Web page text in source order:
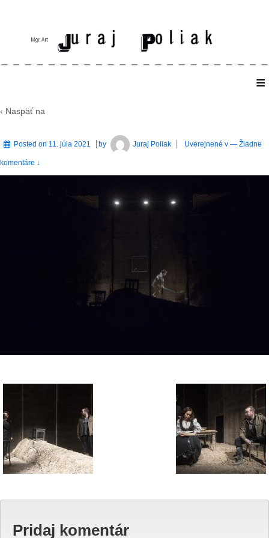
≡
‹ Naspäť na
Posted on 11. júla 2021 by Juraj Poliak Uverejnené v — Žiadne
komentáre ↓
Pridaj komentár